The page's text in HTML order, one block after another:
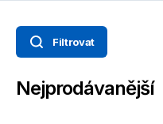
Filtrovat
Nejprodávanější